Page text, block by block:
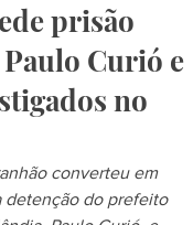
prisão
Curió e
no
converteu em
detenção do prefeito